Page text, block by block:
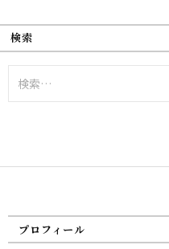
検索
索:
プロフィール